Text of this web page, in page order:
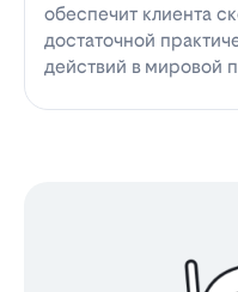
обеспечит клиента
достаточной
действий в мировой